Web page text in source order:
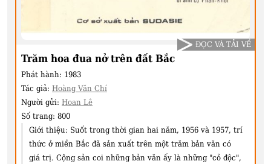
Trăm hoa đua nở trên đất Bắc
Phát hành: 1983
Tác giả: Hoàng Văn Chí
Người gửi: Hoan Lê
Số trang: 800
Giới thiệu: Suốt trong thời gian hai năm, 1956 và 1957, trí
thức ở miền Bắc đã sản xuất trên một trăm bản văn có
giá trị. Cộng sản coi những bản văn ấy là những "cỏ độc",
ĐỌC VÀ TẢI VỀ